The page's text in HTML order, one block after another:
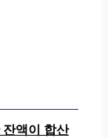
잔액이 합산